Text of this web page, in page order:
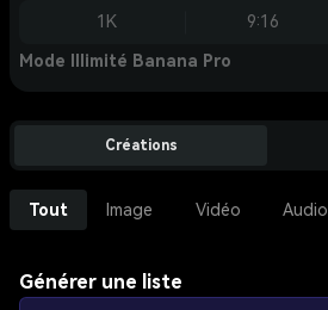
1K 9:16
Mode Illimité Banana Pro
Créations
Tout Image Vidéo Audio
Générer une liste